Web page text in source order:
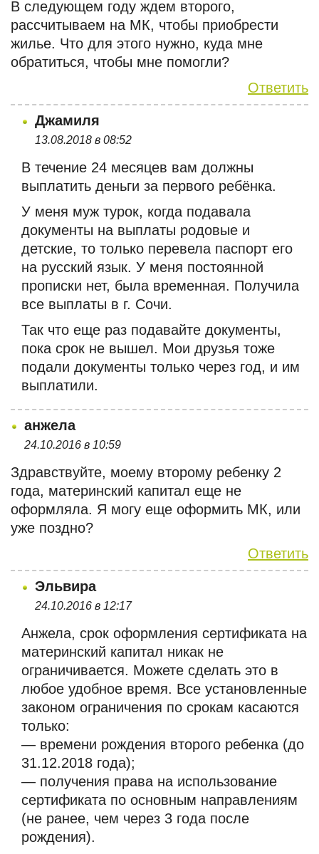
В следующем году ждем второго,
рассчитываем на МК, чтобы приобрести
жилье. Что для этого нужно, куда мне
обратиться, чтобы мне помогли?
Ответить
Джамиля
13.08.2018 в 08:52
В течение 24 месяцев вам должны
выплатить деньги за первого ребёнка.
У меня муж турок, когда подавала
документы на выплаты родовые и
детские, то только перевела паспорт его
на русский язык. У меня постоянной
прописки нет, была временная. Получила
все выплаты в г. Сочи.
Так что еще раз подавайте документы,
пока срок не вышел. Мои друзья тоже
подали документы только через год, и им
выплатили.
анжела
24.10.2016 в 10:59
Здравствуйте, моему второму ребенку 2
года, материнский капитал еще не
оформляла. Я могу еще оформить МК, или
уже поздно?
Ответить
Эльвира
24.10.2016 в 12:17
Анжела, срок оформления сертификата на
материнский капитал никак не
ограничивается. Можете сделать это в
любое удобное время. Все установленные
законом ограничения по срокам касаются
только:
— времени рождения второго ребенка (до
31.12.2018 года);
— получения права на использование
сертификата по основным направлениям
(не ранее, чем через 3 года после
рождения).